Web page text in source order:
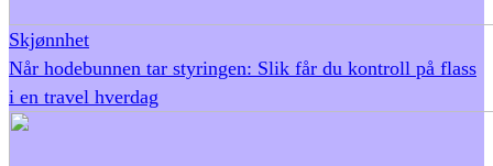
Skjønnhet
Når hodebunnen tar styringen: Slik får du kontroll på flass
i en travel hverdag